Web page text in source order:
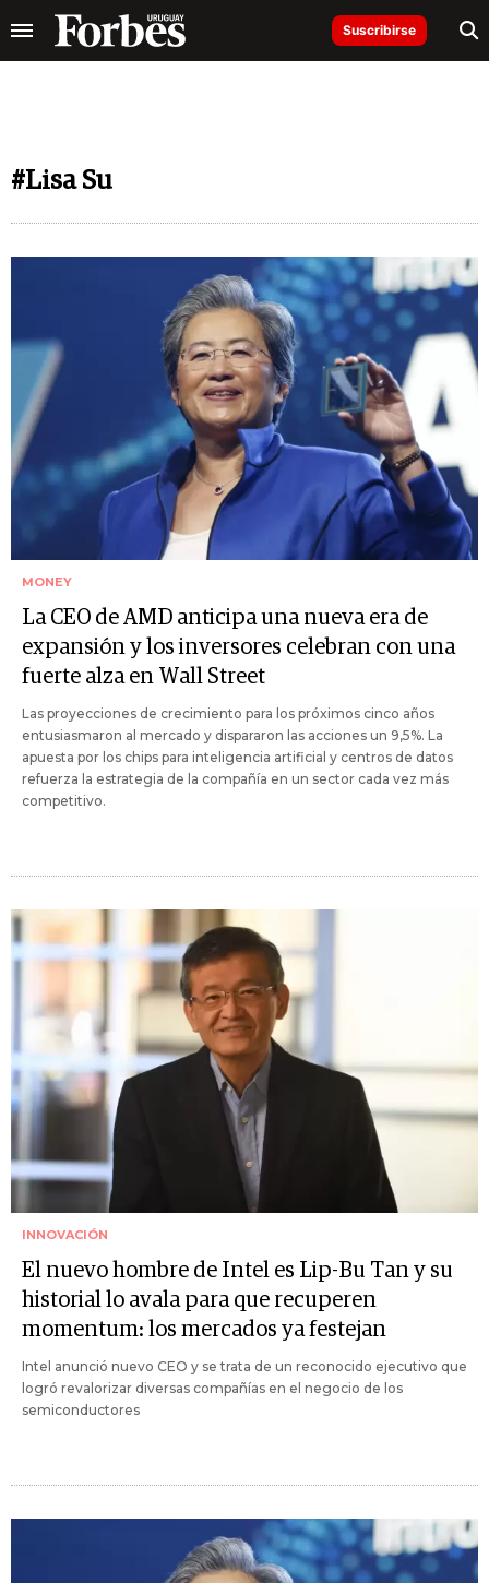
Suscribirse
#Lisa Su
MONEY
La CEO de AMD anticipa una nueva era de
expansión y los inversores celebran con una
fuerte alza en Wall Street
Las proyecciones de crecimiento para los próximos cinco años
entusiasmaron al mercado y dispararon las acciones un 9,5%. La
apuesta por los chips para inteligencia artificial y centros de datos
refuerza la estrategia de la compañía en un sector cada vez más
competitivo.
INNOVACIÓN
El nuevo hombre de Intel es Lip-Bu Tan y su
historial lo avala para que recuperen
momentum: los mercados ya festejan
Intel anunció nuevo CEO y se trata de un reconocido ejecutivo que
logró revalorizar diversas compañías en el negocio de los
semiconductores